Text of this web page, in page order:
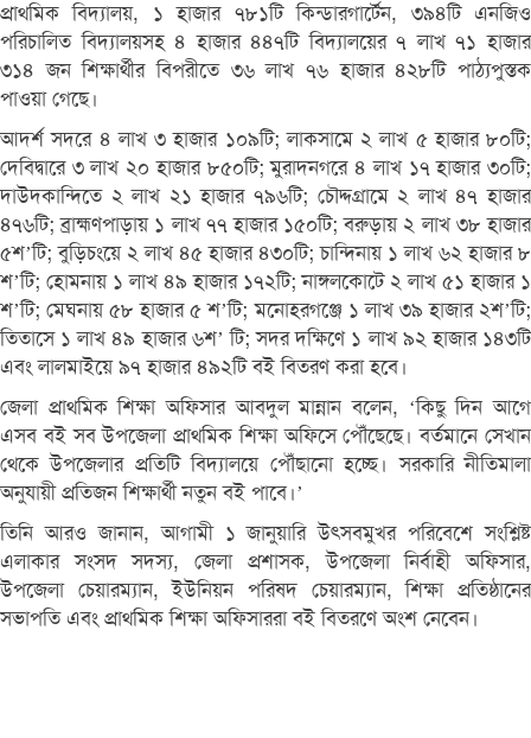
প্রাথমিক বিদ্যালয়, ১ হাজার ৭৮১টি কিন্ডারগার্টেন, ৩৯৪টি এনজিও
পরিচালিত বিদ্যালয়সহ ৪ হাজার ৪৪৭টি বিদ্যালয়ের ৭ লাখ ৭১ হাজার
৩১৪ জন শিক্ষার্থীর বিপরীতে ৩৬ লাখ ৭৬ হাজার ৪২৮টি পাঠ্যপুস্তক
পাওয়া গেছে।
আদর্শ সদরে ৪ লাখ ৩ হাজার ১০৯টি; লাকসামে ২ লাখ ৫ হাজার ৮০টি;
দেবিদ্বারে ৩ লাখ ২০ হাজার ৮৫০টি; মুরাদনগরে ৪ লাখ ১৭ হাজার ৩০টি;
দাউদকান্দিতে ২ লাখ ২১ হাজার ৭৯৬টি; চৌদ্দগ্রামে ২ লাখ ৪৭ হাজার
৪৭৬টি; ব্রাহ্মণপাড়ায় ১ লাখ ৭৭ হাজার ১৫০টি; বরুড়ায় ২ লাখ ৩৮ হাজার
৫শ’টি; বুড়িচংয়ে ২ লাখ ৪৫ হাজার ৪৩০টি; চান্দিনায় ১ লাখ ৬২ হাজার ৮
শ’টি; হোমনায় ১ লাখ ৪৯ হাজার ১৭২টি; নাঙ্গলকোটে ২ লাখ ৫১ হাজার ১
শ’টি; মেঘনায় ৫৮ হাজার ৫ শ’টি; মনোহরগঞ্জে ১ লাখ ৩৯ হাজার ২শ’টি;
তিতাসে ১ লাখ ৪৯ হাজার ৬শ’ টি; সদর দক্ষিণে ১ লাখ ৯২ হাজার ১৪৩টি
এবং লালমাইয়ে ৯৭ হাজার ৪৯২টি বই বিতরণ করা হবে।
জেলা প্রাথমিক শিক্ষা অফিসার আবদুল মান্নান বলেন, ‘কিছু দিন আগে
এসব বই সব উপজেলা প্রাথমিক শিক্ষা অফিসে পৌঁছেছে। বর্তমানে সেখান
থেকে উপজেলার প্রতিটি বিদ্যালয়ে পৌঁছানো হচ্ছে। সরকারি নীতিমালা
অনুযায়ী প্রতিজন শিক্ষার্থী নতুন বই পাবে।’
তিনি আরও জানান, আগামী ১ জানুয়ারি উৎসবমুখর পরিবেশে সংশ্লিষ্ট
এলাকার সংসদ সদস্য, জেলা প্রশাসক, উপজেলা নির্বাহী অফিসার,
উপজেলা চেয়ারম্যান, ইউনিয়ন পরিষদ চেয়ারম্যান, শিক্ষা প্রতিষ্ঠানের
সভাপতি এবং প্রাথমিক শিক্ষা অফিসাররা বই বিতরণে অংশ নেবেন।